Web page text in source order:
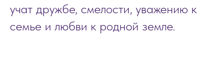
учат дружбе, смелости, уважению к
семье и любви к родной земле.